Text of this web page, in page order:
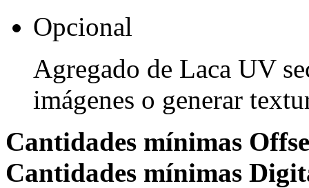
Opcional
Agregado de Laca UV
imágenes o generar
Cantidades mínimas
Cantidades mínimas